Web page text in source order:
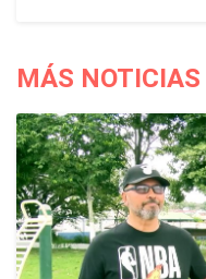
MÁS NOTICIAS